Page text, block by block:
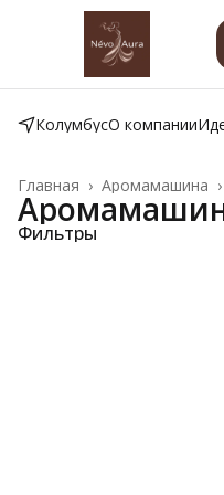
КолумбусО компании
Аромамашина ›
Главная ›
Фильтры